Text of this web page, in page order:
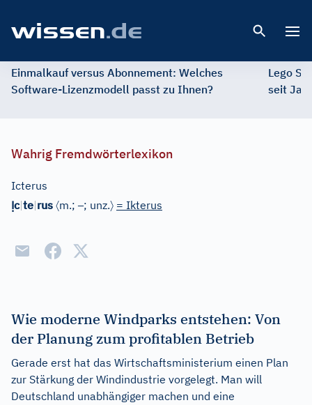
Einmalkauf versus Abonnement: Welches
Software-Lizenzmodell passt zu Ihnen?
Lego
seit
Wahrig Fremdwörterlexikon
Icterus
Ịc|te|rus 〈m.;–; unz.〉 = Ikterus
Wie moderne Windparks entstehen: Von
der Planung zum profitablen Betrieb
Gerade erst hat das Wirtschaftsministerium einen Plan
zur Stärkung der Windindustrie vorgelegt. Man will
Deutschland unabhängiger machen und eine